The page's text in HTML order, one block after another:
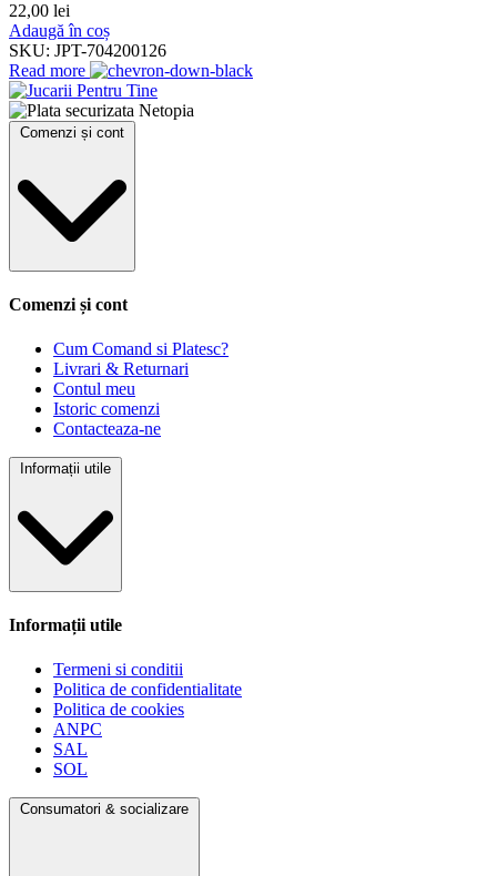
22,00 lei
Adaugă în coș
SKU: JPT-704200126
Read more
Comenzi și cont
Comenzi și cont
Cum Comand si Platesc?
Livrari & Returnari
Contul meu
Istoric comenzi
Contacteaza-ne
Informații utile
Informații utile
Termeni si conditii
Politica de confidentialitate
Politica de cookies
ANPC
SAL
SOL
Consumatori & socializare